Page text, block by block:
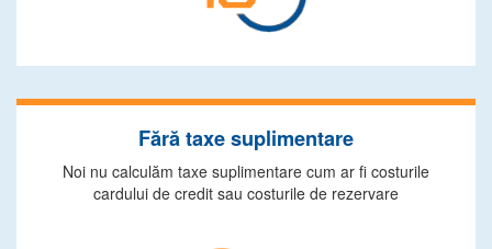
Fără taxe suplimentare
Noi nu calculăm taxe suplimentare cum ar fi costurile
cardului de credit sau costurile de rezervare